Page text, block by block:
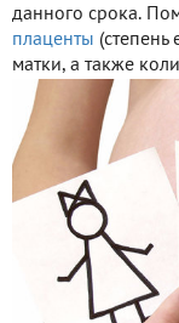
данного срока.
плаценты (степень
матки, а также